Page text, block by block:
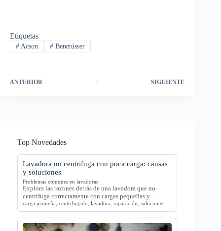
Etiquetas
#Acson #Benetússer
ANTERIOR SIGUIENTE
Top Novedades
Lavadora no centrifuga con poca carga: causas
y soluciones
Problemas comunes en lavadoras
Explora las razones detrás de una lavadora que no
centrifuga correctamente con cargas pequeñas y…
carga pequeña centrifugado lavadora reparación soluciones